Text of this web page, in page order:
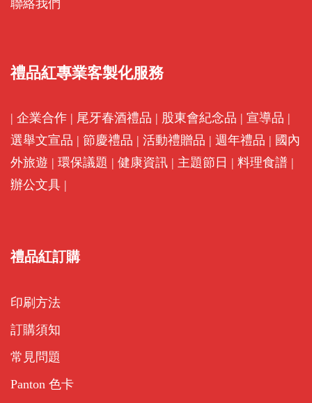
聯絡我們
禮品紅專業客製化服務
| 企業合作 | 尾牙春酒禮品 | 股東會紀念品 | 宣導品 |
選舉文宣品 | 節慶禮品 | 活動禮贈品 | 週年禮品 | 國內
外旅遊 | 環保議題 | 健康資訊 | 主題節日 | 料理食譜 |
辦公文具 |
禮品紅訂購
印刷方法
訂購須知
常見問題
Panton 色卡